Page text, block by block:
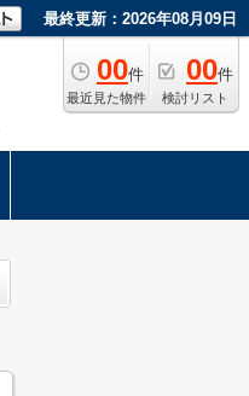
最終更新：2026年08月09日
00件
最近見た物件
00件
検討リスト